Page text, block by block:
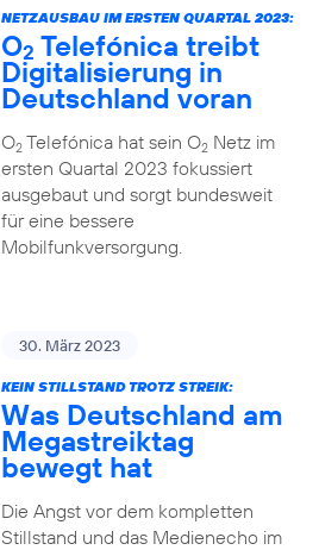
NETZAUSBAU IM ERSTEN QUARTAL 2023:
O2 Telefónica treibt
Digitalisierung in
Deutschland voran
O2Telefónica hat sein O2Netz im
ersten Quartal 2023 fokussiert
ausgebaut und sorgt bundesweit
für eine bessere
Mobilfunkversorgung.
30. März 2023
KEIN STILLSTAND TROTZ STREIK:
Was Deutschland am
Megastreiktag
bewegt hat
Die Angst vor dem kompletten
Stillstand und das Medienecho im